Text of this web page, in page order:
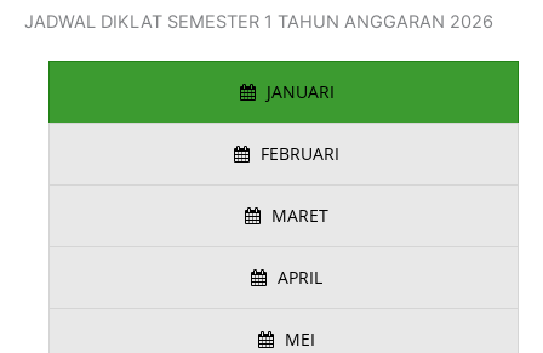
JADWAL DIKLAT SEMESTER 1 TAHUN ANGGARAN 2026
JANUARI
FEBRUARI
MARET
APRIL
MEI